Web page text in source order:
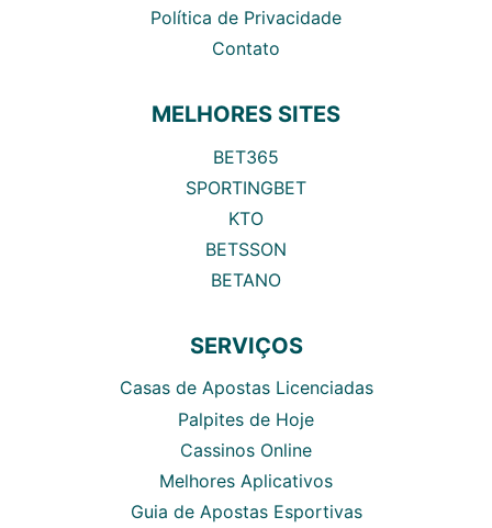
Política de Privacidade
Contato
MELHORES SITES
BET365
SPORTINGBET
KTO
BETSSON
BETANO
SERVIÇOS
Casas de Apostas Licenciadas
Palpites de Hoje
Cassinos Online
Melhores Aplicativos
Guia de Apostas Esportivas